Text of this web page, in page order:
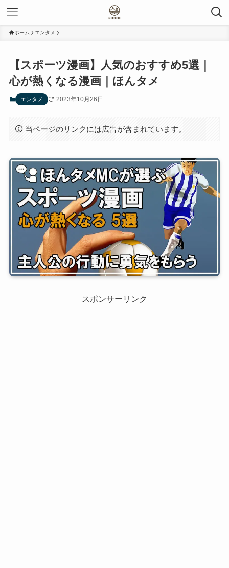
ホーム エンタメ
【スポーツ漫画】人気のおすすめ5選｜
心が熱くなる漫画｜ほんタメ
エンタメ 2023年10月26日
当ページのリンクには広告が含まれています。
スポンサーリンク